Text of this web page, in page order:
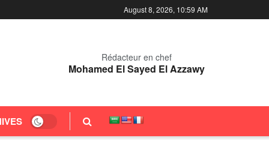
August 8, 2026, 10:59 AM
Rédacteur en chef
Mohamed El Sayed El Azzawy